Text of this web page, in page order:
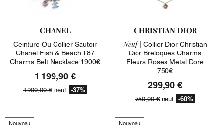
CHANEL
Ceinture Ou Collier Sautoir
Chanel Fish & Beach T87
Charms Belt Necklace 1900€
1 199,90 €
1 900,00 €neuf -37%
CHRISTIAN DIOR
Neuf | Collier Dior Christian
Dior Breloques Charms
Fleurs Roses Metal Dore
750€
299,90 €
750,00 € neuf -60%
Nouveau Nouveau